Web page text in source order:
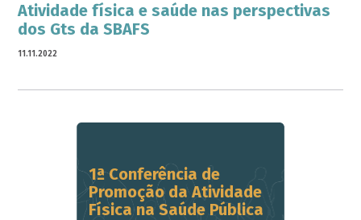
Atividade física e saúde nas perspectivas
dos Gts da SBAFS
11.11.2022
1ª Conferência de
Promoção da Atividade
Física na Saúde Pública